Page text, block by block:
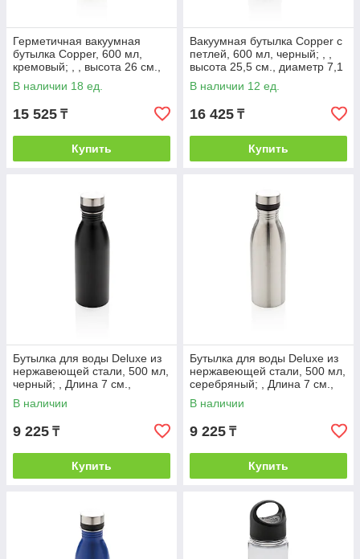
Герметичная вакуумная
бутылка Copper, 600 мл,
кремовый; , , высота 26 см.,
диаметр 6,5 см., P433.213
В наличии 18 ед.
15 525 ₸
Купить
Вакуумная бутылка Copper с
петлей, 600 мл, черный; , ,
высота 25,5 см., диаметр 7,1
см., P436.711
В наличии 12 ед.
16 425 ₸
Купить
Бутылка для воды Deluxe из
нержавеющей стали, 500 мл,
черный; , Длина 7 см.,
ширина 7 см., высота 21,5
см.,
В наличии
9 225 ₸
Купить
Бутылка для воды Deluxe из
нержавеющей стали, 500 мл,
серебряный; , Длина 7 см.,
ширина 7 см., высота 21,5
В наличии
9 225 ₸
Купить